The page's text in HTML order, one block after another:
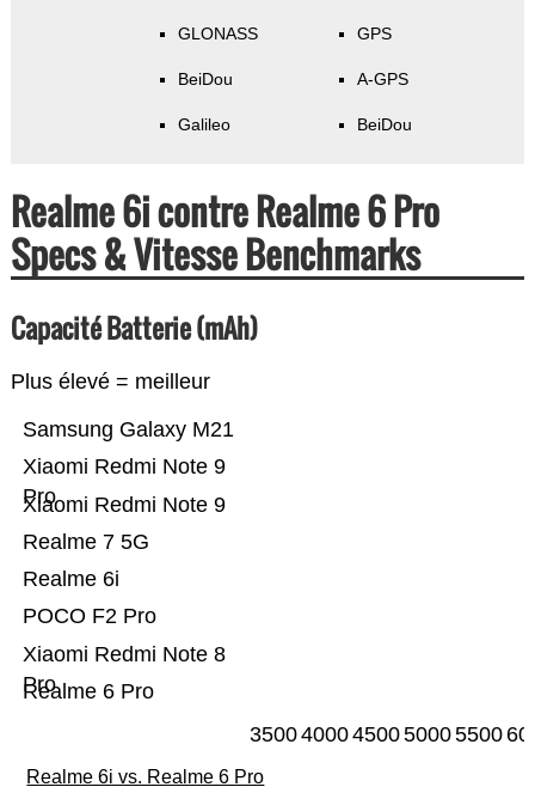
GLONASS
BeiDou
Galileo
GPS
A-GPS
BeiDou
Realme 6i contre Realme 6 Pro
Specs & Vitesse Benchmarks
Capacité Batterie (mAh)
Plus élevé = meilleur
Realme 6 Pro
Xiaomi Redmi Note 8
Pro
POCO F2 Pro
Realme 6i
Realme 7 5G
Xiaomi Redmi Note 9
Xiaomi Redmi Note 9
Pro
Samsung Galaxy M21
35004000450050005500
Realme 6i vs. Realme 6 Pro